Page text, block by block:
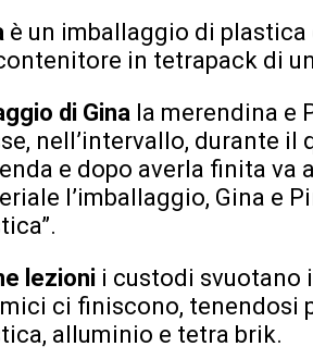
è un imballaggio di
in tetrapack di
di Gina la merendina e
nell’intervallo, durante
e dopo averla finita va
l’imballaggio, Gina e
lezioni i custodi svuotano
ci finiscono, tenendosi
alluminio e tetra brik.